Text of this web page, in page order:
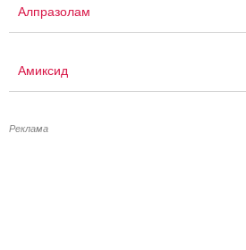
Алпразолам
Амиксид
Реклама